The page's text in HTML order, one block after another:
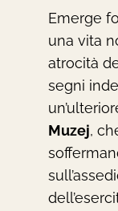
Emerge
una vita
atrocità
segni
Muzej,